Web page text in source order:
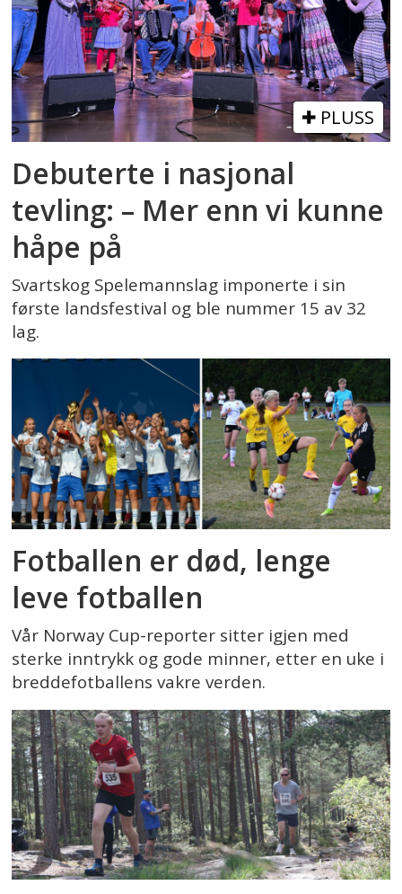
PLUSS
Debuterte i nasjonal
tevling: – Mer enn vi kunne
håpe på
Svartskog Spelemannslag imponerte i sin
første landsfestival og ble nummer 15 av 32
lag.
Fotballen er død, lenge
leve fotballen
Vår Norway Cup-reporter sitter igjen med
sterke inntrykk og gode minner, etter en uke i
breddefotballens vakre verden.